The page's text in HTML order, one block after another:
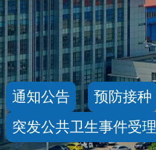
通知公告 预防接种
突发公共卫生事件受理